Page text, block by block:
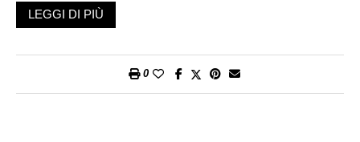
spruzzate un po’ del succo sui pesci.
5. Cuocete al centro del forno per circa 20 minuti.
: circa 35 minuti.
LEGGI DI PIÙ
0